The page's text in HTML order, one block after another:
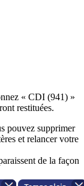
« CDI (941) »
restituées.
pouvez supprimer
et relancer votre
de la façon